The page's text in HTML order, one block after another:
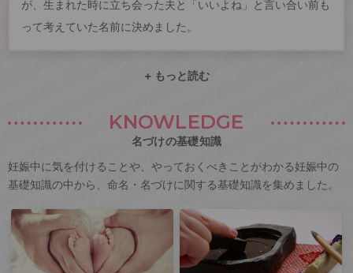
が、生まれた時に立ち会った夫と「いいよね」と言い合い前も
って考えていた名前に決めました。
+ もっと読む
KNOWLEDGE
名づけの基礎知識
妊娠中に気を付けることや、やっておくべきことがわかる妊娠中の
基礎知識の中から、命名・名づけに関する基礎知識を集めました。